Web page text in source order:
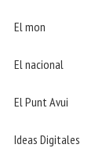
El mon
El nacional
El Punt Avui
Ideas Digitales